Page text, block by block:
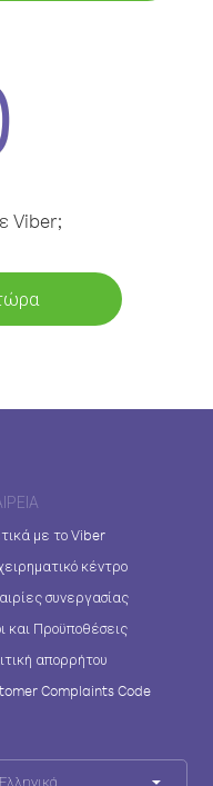
Viber;
με το Viber
κέντρο
συνεργασίας
και Προϋποθέσεις
απορρήτου
Complaints Code
Ελληνικά